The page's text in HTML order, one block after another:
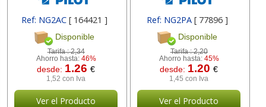
Ref: NG2AC [ 164421 ]
Disponible
Tarifa :2,34
Ahorro hasta: 46%
desde: 1.26€
1,52 con Iva
Ver el Producto
Ref: NG2PA [ 77896 ]
Disponible
Tarifa :2,20
Ahorro hasta: 45%
desde: 1.20€
1,45 con Iva
Ver el Producto